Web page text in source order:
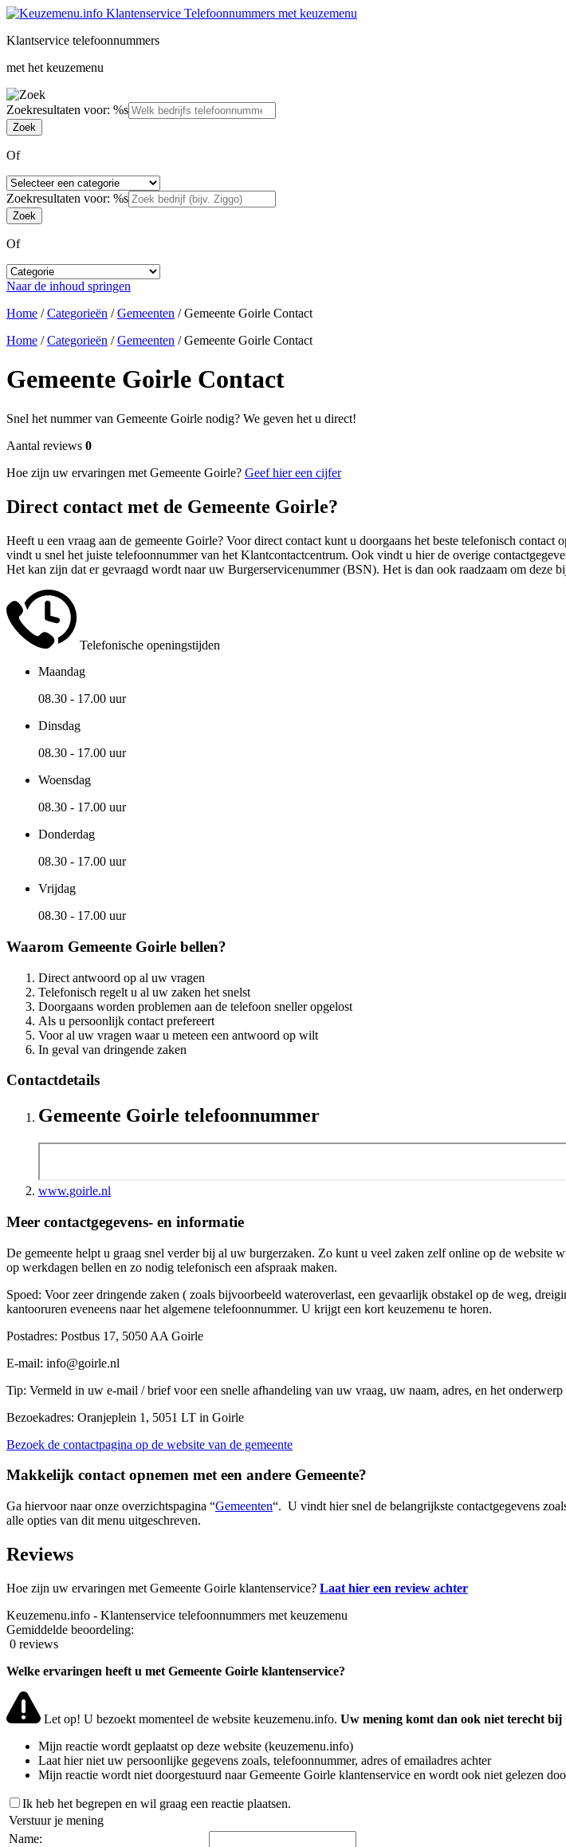
Klantservice telefoonnummers
met het keuzemenu
Zoekresultaten voor: %s
Of
Zoekresultaten voor: %s
Of
Naar de inhoud springen
Home /Categorieën /Gemeenten /Gemeente Goirle Contact
Home /Categorieën /Gemeenten /Gemeente Goirle Contact
Gemeente Goirle Contact
Snel het nummer van Gemeente Goirle nodig? We geven het u direct!
Aantal reviews 0
Hoe zijn uw ervaringen met Gemeente Goirle? Geef hier een cijfer
Direct contact met de Gemeente Goirle?
Heeft u een vraag aan de gemeente Goirle? Voor direct contact kunt u doorgaans het beste telefonisch
vindt u snel het juiste telefoonnummer van het Klantcontactcentrum. Ook vindt u hier de overige
Het kan zijn dat er gevraagd wordt naar uw Burgerservicenummer (BSN). Het is dan ook raadzaam om deze
Telefonische openingstijden
Maandag
08.30 - 17.00 uur
Dinsdag
08.30 - 17.00 uur
Woensdag
08.30 - 17.00 uur
Donderdag
08.30 - 17.00 uur
Vrijdag
08.30 - 17.00 uur
Waarom Gemeente Goirle bellen?
Direct antwoord op al uw vragen
Telefonisch regelt u al uw zaken het snelst
Doorgaans worden problemen aan de telefoon sneller opgelost
Als u persoonlijk contact prefereert
Voor al uw vragen waar u meteen een antwoord op wilt
In geval van dringende zaken
Contactdetails
Gemeente Goirle telefoonnummer
www.goirle.nl
Meer contactgegevens- en informatie
De gemeente helpt u graag snel verder bij al uw burgerzaken. Zo kunt u veel zaken zelf online op de
op werkdagen bellen en zo nodig telefonisch een afspraak maken.
Spoed: Voor zeer dringende zaken ( zoals bijvoorbeeld wateroverlast, een gevaarlijk obstakel op de weg,
kantooruren eveneens naar het algemene telefoonnummer. U krijgt een kort keuzemenu te horen.
Postadres: Postbus 17, 5050 AA Goirle
E-mail: info@goirle.nl
Tip: Vermeld in uw e-mail / brief voor een snelle afhandeling van uw vraag, uw naam, adres, en het
Bezoekadres: Oranjeplein 1, 5051 LT in Goirle
Bezoek de contactpagina op de website van de gemeente
Makkelijk contact opnemen met een andere Gemeente?
Ga hiervoor naar onze overzichtspagina “Gemeenten“. U vindt hier snel de belangrijkste contactgegevens
alle opties van dit menu uitgeschreven.
Reviews
Hoe zijn uw ervaringen met Gemeente Goirle klantenservice? Laat hier een review achter
Keuzemenu.info - Klantenservice telefoonnummers met keuzemenu
Gemiddelde beoordeling:
0 reviews
Welke ervaringen heeft u met Gemeente Goirle klantenservice?
Let op! U bezoekt momenteel de website keuzemenu.info. Uw mening komt dan ook niet terecht bij
Mijn reactie wordt geplaatst op deze website (keuzemenu.info)
Laat hier niet uw persoonlijke gegevens zoals, telefoonnummer, adres of emailadres achter
Mijn reactie wordt niet doorgestuurd naar Gemeente Goirle klantenservice en wordt ook niet gelezen
Ik heb het begrepen en wil graag een reactie plaatsen.
Verstuur je mening
Name: